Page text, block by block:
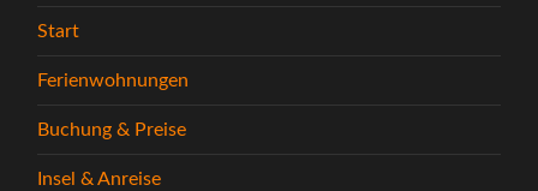
Start
Ferienwohnungen
Buchung & Preise
Insel & Anreise